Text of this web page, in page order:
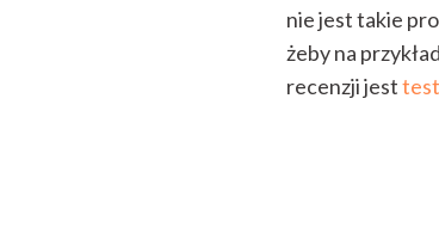
nie jest takie
żeby na
recenzji jest